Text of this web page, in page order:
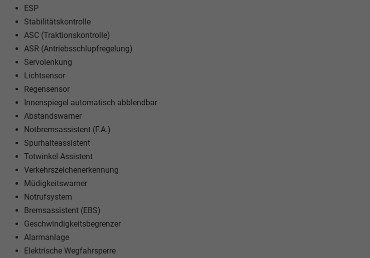
ESP
Stabilitätskontrolle
ASC (Traktionskontrolle)
ASR (Antriebsschlupfregelung)
Servolenkung
Lichtsensor
Regensensor
Innenspiegel automatisch abblendbar
Abstandswarner
Notbremsassistent (F.A.)
Spurhalteassistent
Totwinkel-Assistent
Verkehrszeichenerkennung
Müdigkeitswarner
Notrufsystem
Bremsassistent (EBS)
Geschwindigkeitsbegrenzer
Alarmanlage
Elektrische Wegfahrsperre